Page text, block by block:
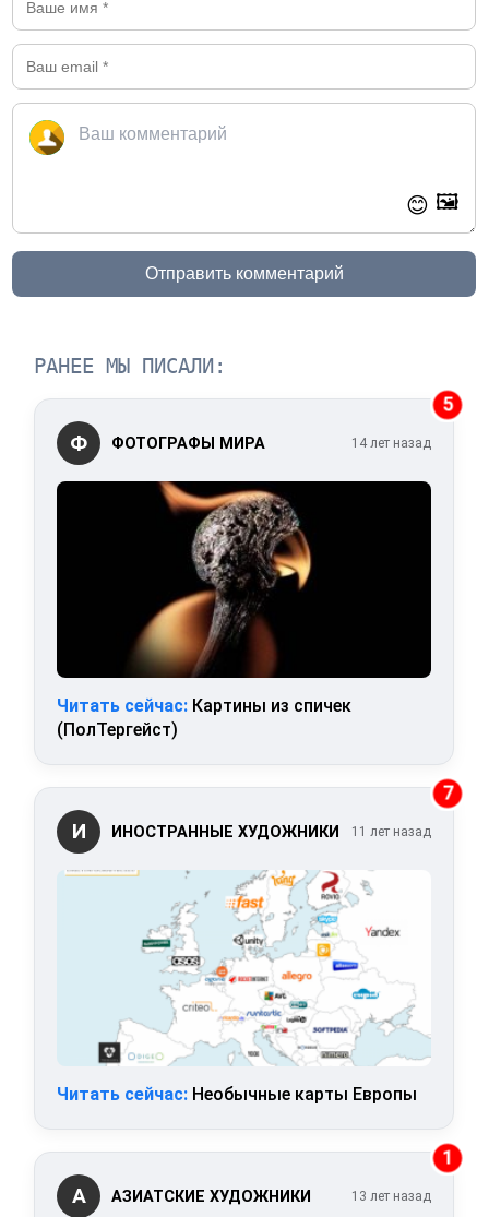
😊 🖼️
Отправить комментарий
РАНЕЕ МЫ ПИСАЛИ:
5
Ф ФОТОГРАФЫ МИРА 14 лет назад
Читать сейчас: Картины из спичек
(ПолТергейст)
7
И ИНОСТРАННЫЕ ХУДОЖНИКИ 11 лет назад
Читать сейчас: Необычные карты Европы
1
А АЗИАТСКИЕ ХУДОЖНИКИ 13 лет назад